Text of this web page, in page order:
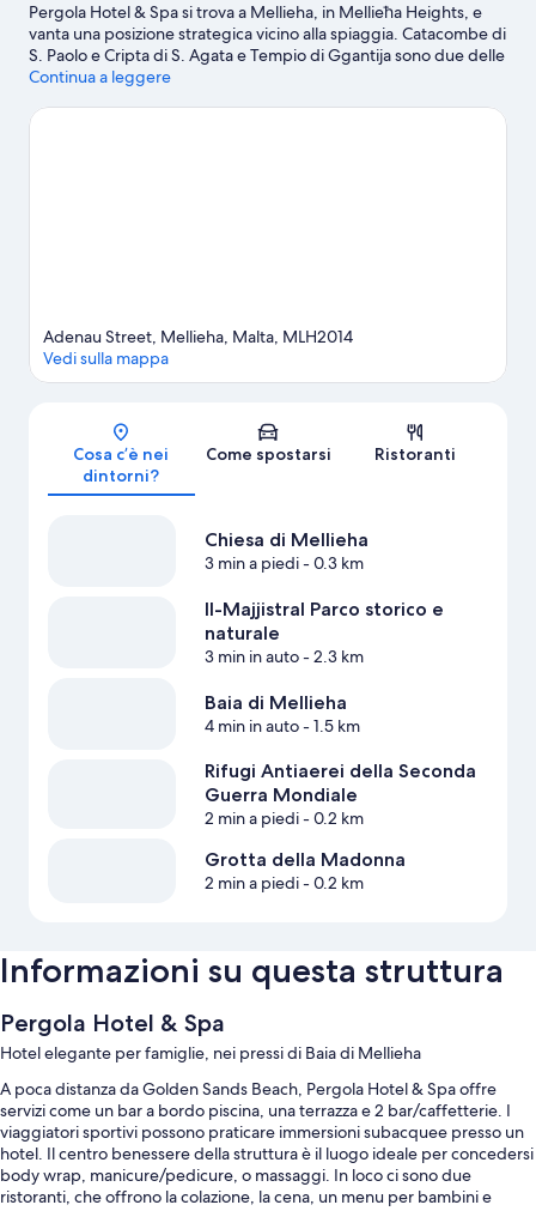
Pergola Hotel & Spa si trova a Mellieha, in Mellieħa Heights, e
vanta una posizione strategica vicino alla spiaggia. Catacombe di
S. Paolo e Cripta di S. Agata e Tempio di Ggantija sono due delle
principali attrazioni della zona. A livello naturalistico, invece,
Cattedrale di San Paolo sono altri due luoghi da visitare
Continua a leggere
Mappa
Adenau Street, Mellieha, Malta, MLH2014
Vedi sulla mappa
Cosa c’è nei
dintorni?
Come spostarsi Ristoranti
Chiesa di Mellieha
3 min a piedi- 0.3 km
Il-Majjistral Parco storico e
naturale
3 min in auto- 2.3 km
Baia di Mellieha
4 min in auto- 1.5 km
Rifugi Antiaerei della Seconda
Guerra Mondiale
2 min a piedi- 0.2 km
Grotta della Madonna
2 min a piedi- 0.2 km
Informazioni su questa struttura
Pergola Hotel & Spa
Hotel elegante per famiglie, nei pressi di Baia di Mellieha
A poca distanza da Golden Sands Beach, Pergola Hotel & Spa offre
servizi come un bar a bordo piscina, una terrazza e 2 bar/caffetterie. I
viaggiatori sportivi possono praticare immersioni subacquee presso un
hotel. Il centro benessere della struttura è il luogo ideale per concedersi
body wrap, manicure/pedicure, o massaggi. In loco ci sono due
ristoranti, che offrono la colazione, la cena, un menu per bambini e